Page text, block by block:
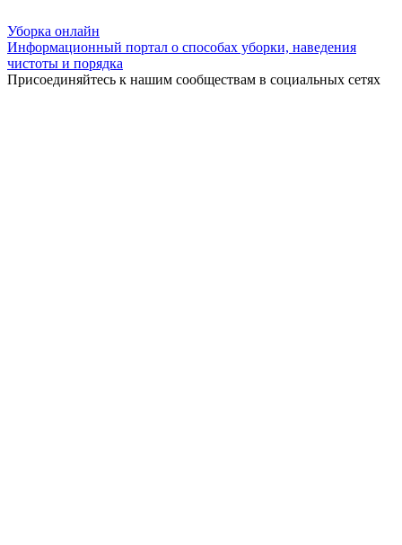
Уборка онлайн
Информационный портал о способах уборки, наведения
чистоты и порядка
Присоединяйтесь к нашим сообществам в социальных сетях